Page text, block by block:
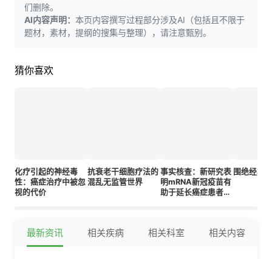
们删除。
AI内容声明： 本页内容撰写过程部分涉及AI（包括且不限于
题材，素材，提纲的搜集与整理），请注意甄别。
猜你喜欢
化疗引起的神经毒
性：癌症治疗中被忽
视的代价
抗衰老干细胞疗法的
混乱无监管世界
事实核查：新研究表
明mRNA新冠疫苗有
助于延长癌症患者生
围绝经期
最新资讯 相关疾病 相关科室 相关内容